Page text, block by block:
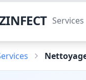
Services